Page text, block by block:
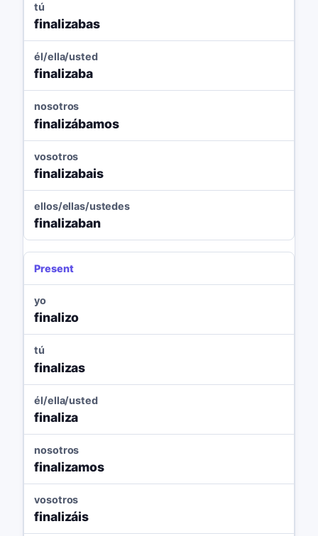
tú
finalizabas
él/ella/usted
finalizaba
nosotros
finalizábamos
vosotros
finalizabais
ellos/ellas/ustedes
finalizaban
Present
yo
finalizo
tú
finalizas
él/ella/usted
finaliza
nosotros
finalizamos
vosotros
finalizáis